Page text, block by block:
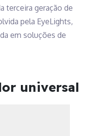
terceira geração de
pela EyeLights,
em soluções de
universal